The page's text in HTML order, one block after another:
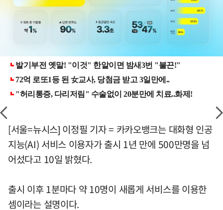
[서울=뉴시스] 이정필 기자 = 카카오뱅크는 대화형 인공
지능(AI) 서비스 이용자가 출시 1년 만에 500만명을 넘
어섰다고 10일 밝혔다.
출시 이후 1분마다 약 10명이 새롭게 서비스를 이용한
셈이라는 설명이다.